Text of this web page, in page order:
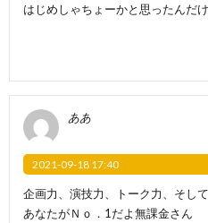
はじめしゃちょーかと思ったんだけ
ああ
2021-09-18 17:40
企画力、演技力、トーク力、そし
あなたがＮｏ．1だよ無課金さん